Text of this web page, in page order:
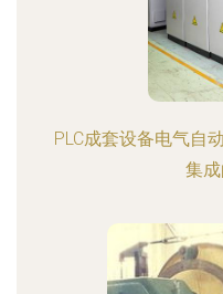
PLC成套设备电气自
集